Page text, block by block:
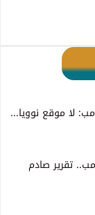
لا موقع نوويا...
تقرير صادم